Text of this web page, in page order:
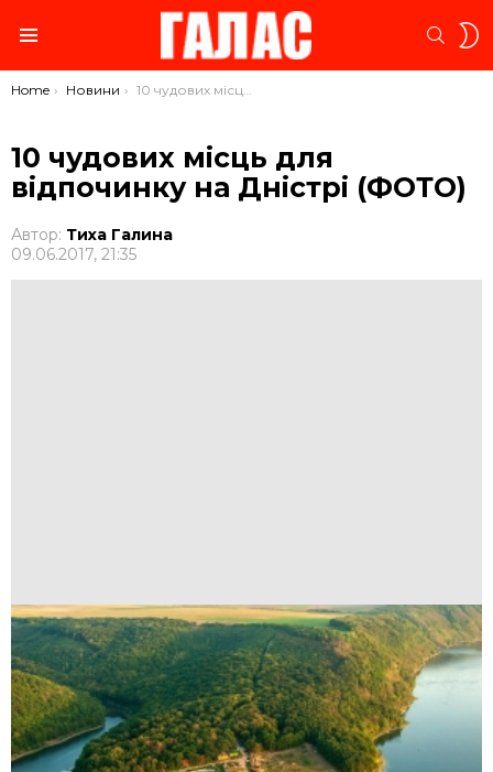
You are here:
Home Новини 10 чудових місць для відпочинку на Дністрі (ФОТО)
10 чудових місць для
відпочинку на Дністрі (ФОТО)
Автор: Тиха Галина
09.06.2017, 21:35